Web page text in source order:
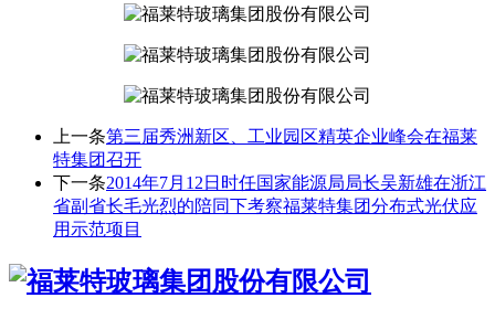
上一条第三届秀洲新区、工业园区精英企业峰会在福莱
特集团召开
下一条2014年7月12日时任国家能源局局长吴新雄在浙江
省副省长毛光烈的陪同下考察福莱特集团分布式光伏应
用示范项目